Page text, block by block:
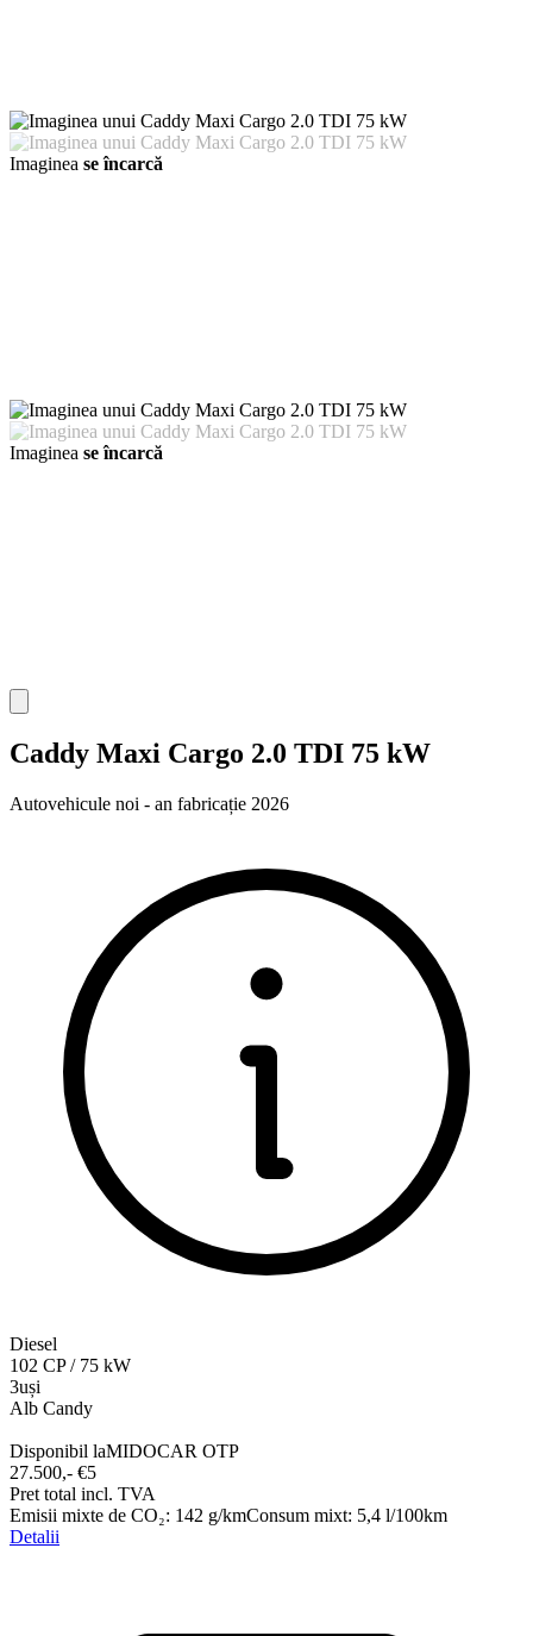
Imaginea se încarcă
Imaginea se încarcă
Caddy Maxi Cargo 2.0 TDI 75 kW
Autovehicule noi - an fabricație 2026
Diesel
102 CP/ 75 kW
3uși
Alb Candy
Disponibil laMIDOCAR OTP
27.500,-‍ €5
Pret total incl. TVA
Emisii mixte de CO₂: 142 g/kmConsum mixt: 5,4 l/100km
Detalii